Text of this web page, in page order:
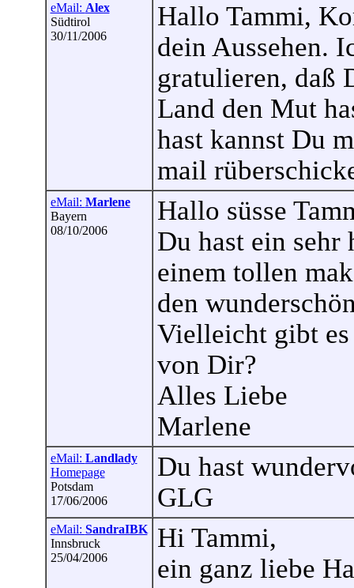
eMail: Alex
Südtirol
30/11/2006
Hallo Tammi,
dein Aussehen.
gratulieren, daß
Land den Mut
hast kannst Du
mail
eMail: Marlene
Bayern
08/10/2006
Hallo süsse
Du hast ein sehr
einem tollen
den
Vielleicht gibt es
von Dir?
Alles Liebe
Marlene
eMail: Landlady
Homepage
Potsdam
17/06/2006
Du hast
GLG
eMail: SandraIBK
Innsbruck
25/04/2006
Hi Tammi,
ein ganz liebe